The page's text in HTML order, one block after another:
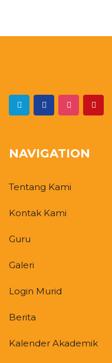
NAVIGATION
Tentang Kami
Kontak Kami
Guru
Galeri
Login Murid
Berita
Kalender Akademik